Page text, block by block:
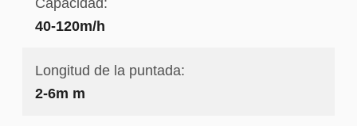
40-120m/h
Longitud de la puntada:
2-6m m